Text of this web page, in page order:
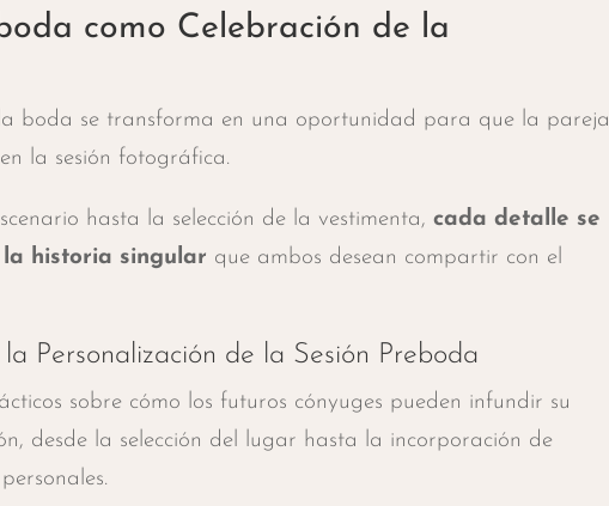
como Celebración de la
boda se transforma en una oportunidad para que la pareja
la sesión fotográfica.
hasta la selección de la vestimenta,cada detalle se
historia singular que ambos desean compartir con el
Personalización de la Sesión Preboda
sobre cómo los futuros cónyuges pueden infundir su
desde la selección del lugar hasta la incorporación de